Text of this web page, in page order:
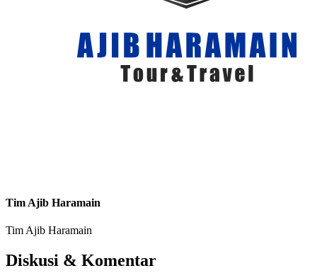
Tim Ajib Haramain
Tim Ajib Haramain
Diskusi & Komentar